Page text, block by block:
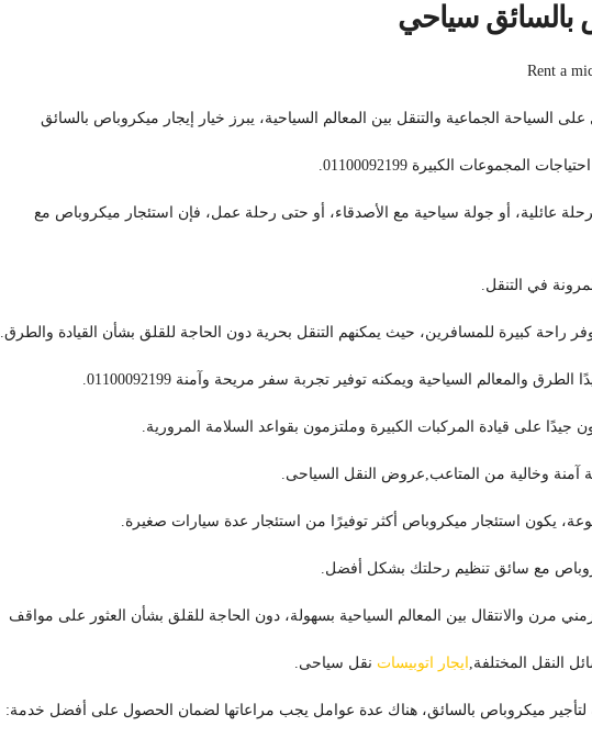
بالسائق سياحي
Rent a
السياحة الجماعية والتنقل بين المعالم السياحية، يبرز خيار إيجار ميكروباص بالسائق
المجموعات الكبيرة 01100092199.
عائلية، أو جولة سياحية مع الأصدقاء، أو حتى رحلة عمل، فإن استئجار ميكروباص مع
في التنقل.
راحة كبيرة للمسافرين، حيث يمكنهم التنقل بحرية دون الحاجة للقلق بشأن القيادة والطرق.
والمعالم السياحية ويمكنه توفير تجربة سفر مريحة وآمنة 01100092199.
جيدًا على قيادة المركبات الكبيرة وملتزمون بقواعد السلامة المرورية.
آمنة وخالية من المتاعب,عروض النقل السياحى.
يكون استئجار ميكروباص أكثر توفيرًا من استئجار عدة سيارات صغيرة.
مع سائق تنظيم رحلتك بشكل أفضل.
مرن والانتقال بين المعالم السياحية بسهولة، دون الحاجة للقلق بشأن العثور على مواقف
النقل المختلفة, ايجار اتوبيسات نقل سياحى.
ميكروباص بالسائق، هناك عدة عوامل يجب مراعاتها لضمان الحصول على أفضل خدمة: